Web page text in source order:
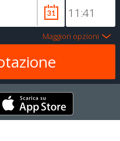
Maggiori opzioni